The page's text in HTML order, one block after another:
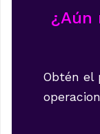
¿Aún
Obtén el